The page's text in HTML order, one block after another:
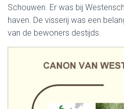
Schouwen. Er was bij
haven. De visserij was een
van de bewoners destijds.